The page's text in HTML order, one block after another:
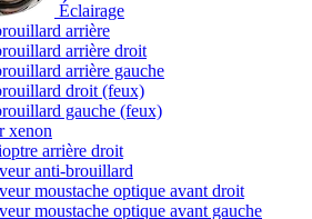
Éclairage
arrière
arrière droit
arrière gauche
droit (feux)
gauche (feux)
xenon
arrière droit
anti-brouillard
moustache optique avant droit
moustache optique avant gauche